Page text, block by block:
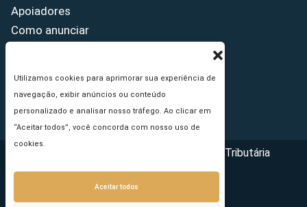
Utilizamos cookies para aprimorar sua experiência de
navegação, exibir anúncios ou conteúdo
personalizado e analisar nosso tráfego. Ao clicar em
“Aceitar todos”, você concorda com nosso uso de
cookies.
Aceitar todos
Apoiadores
Como anunciar
Princípios Editoriais
Copyright © 2026 - Portal da Reforma Tributária